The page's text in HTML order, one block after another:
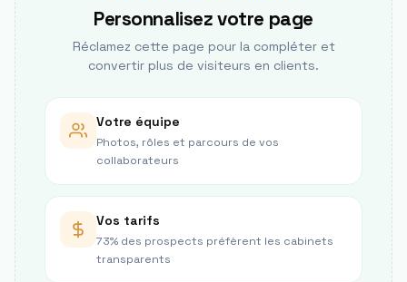
Personnalisez votre page
Réclamez cette page pour la compléter et
convertir plus de visiteurs en clients.
Votre équipe
Photos, rôles et parcours de vos
collaborateurs
Vos tarifs
73% des prospects préfèrent les cabinets
transparents